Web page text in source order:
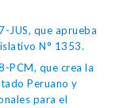
JUS, que aprueba
N° 1353.
PCM, que crea la
Peruano y
para el